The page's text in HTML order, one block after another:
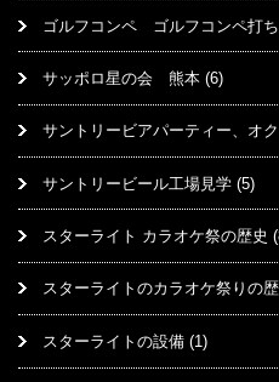
ゴルフコンペ ゴルフコンペ打
サッポロ星の会 熊本 (6)
サントリービアパーティー、オ
サントリービール工場見学 (5)
スターライト カラオケ祭の歴史
スターライトのカラオケ祭りの
スターライトの設備 (1)